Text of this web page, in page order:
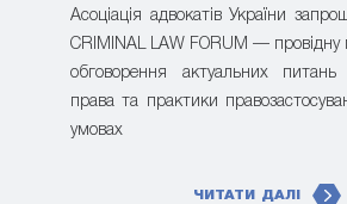
Асоціація адвокатів України
CRIMINAL LAW FORUM —
обговорення актуальних питань
права та практики
умовах
ЧИТАТИ ДАЛІ